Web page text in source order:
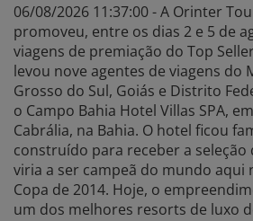
06/08/2026 11:37:00 - A Orinter
promoveu, entre os dias 2 e 5 de
viagens de premiação do Top
levou nove agentes de viagens do
Grosso do Sul, Goiás e Distrito
o Campo Bahia Hotel Villas SPA,
Cabrália, na Bahia. O hotel ficou
construído para receber a seleção
viria a ser campeã do mundo aqui
Copa de 2014. Hoje, o
um dos melhores resorts de luxo